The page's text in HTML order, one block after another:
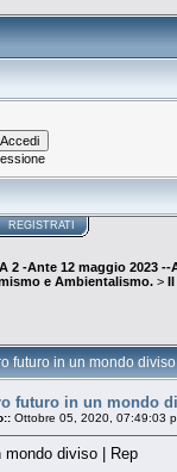
REGISTRATI
2 -Ante 12 maggio 2023 --
e Ambientalismo. >
futuro in un mondo
futuro in un mondo
Ottobre 05, 2020, 07:49:03
diviso | Rep